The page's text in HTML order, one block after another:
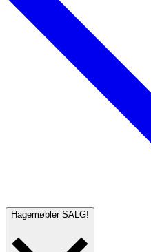
Hagemøbler SALG!